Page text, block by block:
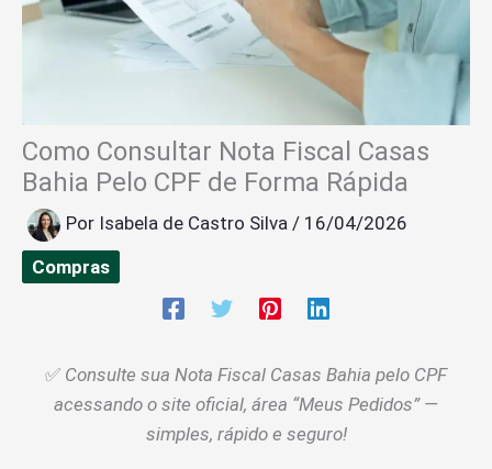
Como Consultar Nota Fiscal Casas
Bahia Pelo CPF de Forma Rápida
Por Isabela de Castro Silva / 16/04/2026
Compras
✅ Consulte sua Nota Fiscal Casas Bahia pelo CPF
acessando o site oficial, área “Meus Pedidos” —
simples, rápido e seguro!